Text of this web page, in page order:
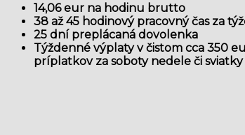
14,06 eur na hodinu brutto
38 až 45 hodinový pracovný čas za
25 dní preplácaná dovolenka
Týždenné výplaty v čistom cca 350
príplatkov za soboty nedele či sviatky